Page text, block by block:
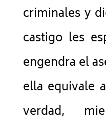
criminales y
castigo les
engendra el
ella equivale
verdad,